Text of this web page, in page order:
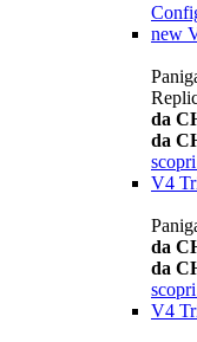
new
da
da
V4
da
da
V4